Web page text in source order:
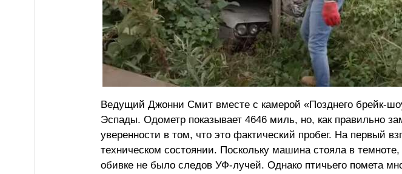
Ведущий Джонни Смит вместе с камерой «Позднего брейк-
Эспады. Одометр показывает 4646 миль, но, как правильно
уверенности в том, что это фактический пробег. На первый
техническом состоянии. Поскольку машина стояла в
обивке не было следов УФ-лучей. Однако птичьего помета